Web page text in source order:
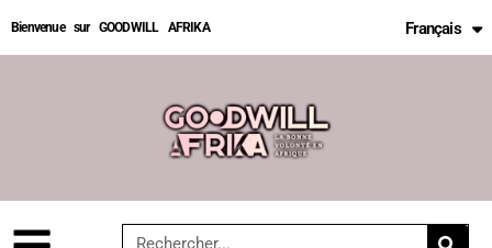
Bienvenue sur GOODWILL AFRIKA Français
English